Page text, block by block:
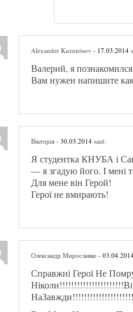
Alexander Kuznietsov - 17.03.2014
Валерий, я
Вам нужен напишите
Вікторія - 30.03.2014 said:
Я студентка КНУБА і
— я згадую його. І мені
Для мене він Герой!
Герої не вмирають!
Олександр Мирославко -
Справжні Герої Не